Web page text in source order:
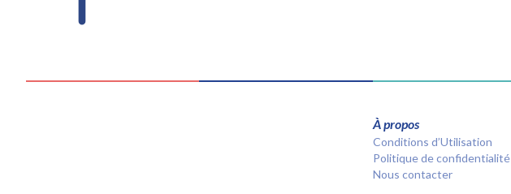
À propos
Conditions d’Utilisation
Politique de confidentialité
Nous contacter